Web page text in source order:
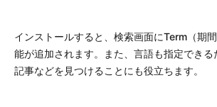
インストールすると、検索画面にTerm（期
能が追加されます。また、言語も指定でき
記事などを見つけることにも役立ちます。